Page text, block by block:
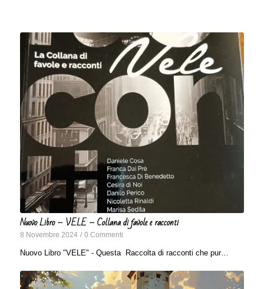
Nuovo Libro – VELE – Collana di favole e racconti
8 Novembre 2024 / 0 Commenti
Nuovo Libro "VELE" - Questa Raccolta di racconti che pur…